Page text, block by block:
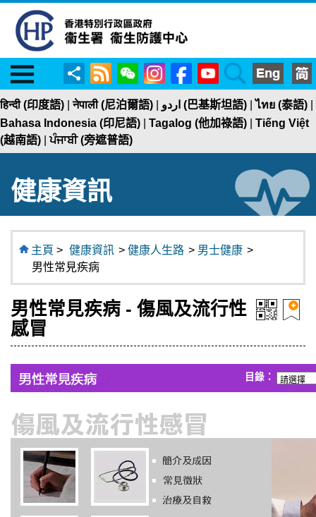
Menu
分
享
RSS WeChatInstagramFacebookYouTubeSearch
हिन्दी (印度語) |नेपाली (尼泊爾語) اردو (巴基斯坦語) |ไทย (泰語)
Bahasa Indonesia (印尼語)
Tagalog (他加祿語)
Tiếng Việt
(越南語) |ਪੰਜਾਬੀ (旁遮普語)
健康資訊
主頁 > 健康資訊 > 健康人生路 > 男士健康 >
男性常見疾病
男性常見疾病 - 傷風及流行性
感冒
目錄：